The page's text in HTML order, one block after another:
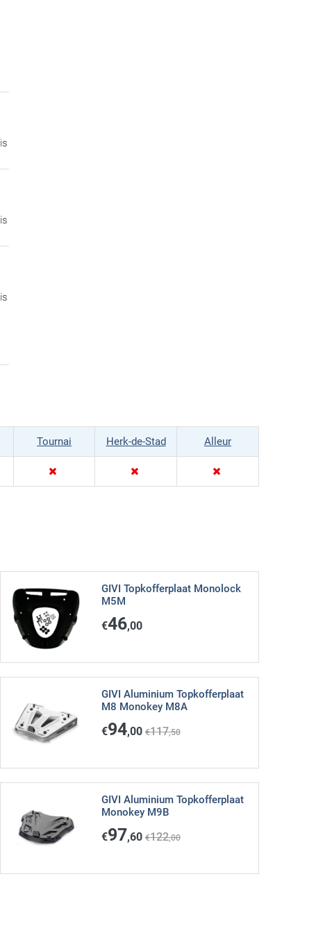
is
is
is
Tournai Herk-de-Stad Alleur
GIVI Topkofferplaat Monolock
M5M
€46,00
GIVI Aluminium Topkofferplaat
M8 Monokey M8A
€94,00 €117,50
GIVI Aluminium Topkofferplaat
Monokey M9B
€97,60 €122,00